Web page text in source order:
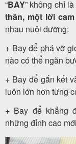
“BAY” không chỉ
thần, một lời
nhau nuôi dưỡng:
+ Bay để phá vỡ
nào có thể ngăn
+ Bay để gắn kết
luôn lớn hơn từng
+ Bay để khẳng
những đỉnh cao